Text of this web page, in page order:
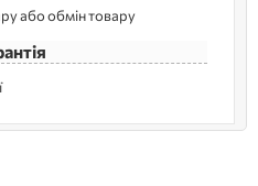
або обмін товару